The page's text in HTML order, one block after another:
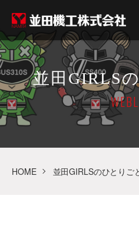
並田GIRLS
HOME 並田GIRLSのひとりご